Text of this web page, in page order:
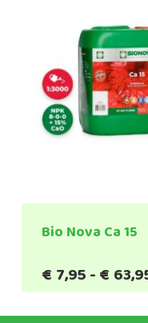
Bio Nova Ca 15
€ 7,95-€